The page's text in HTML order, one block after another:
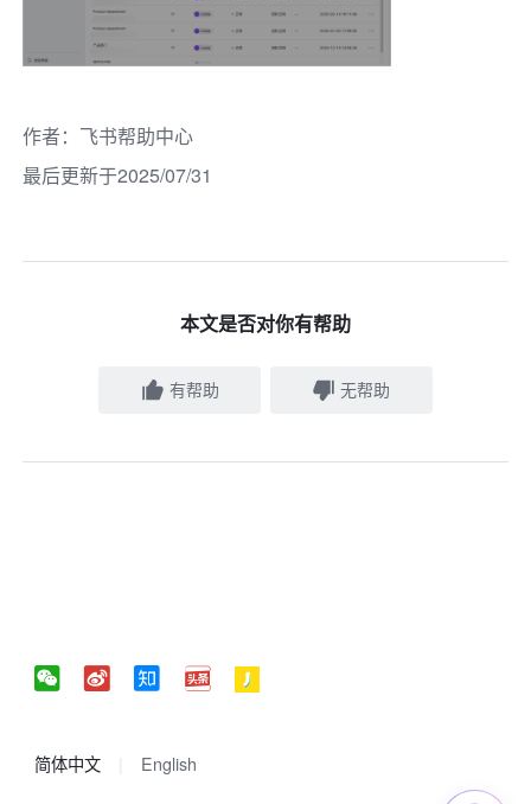
作者： 飞书帮助中心
最后更新于2025/07/31
本文是否对你有帮助
有帮助 无帮助
简体中文 English